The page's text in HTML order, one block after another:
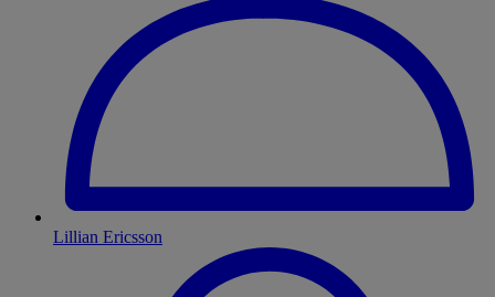
Lillian Ericsson